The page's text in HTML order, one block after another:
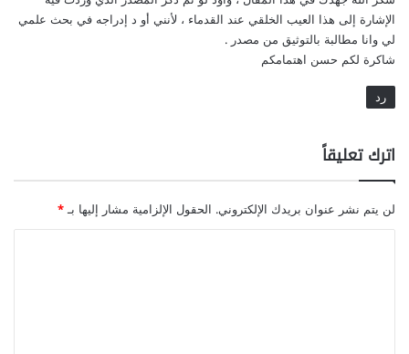
ل
ك
ل
م
ع
د
ل
أ
ط
الإشارة إلى هذا العيب الخلقي عند القدماء ، لأنني أو د إدراجه في بحث علمي
لي وانا مطالبة بالتوثيق من مصدر .
شاكرة لكم حسن اهتمامكم
رد
اترك تعليقاً
لن يتم نشر عنوان بريدك الإلكتروني. الحقول الإلزامية مشار إليها بـ*